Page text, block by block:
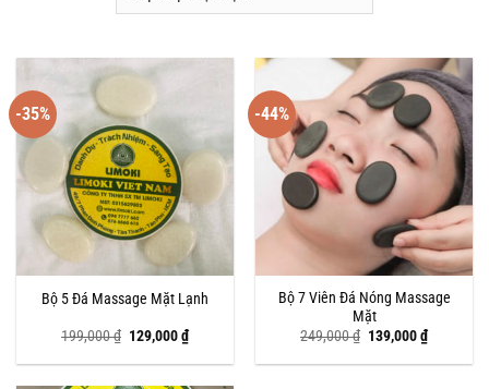
-35%
Bộ 5 Đá Massage Mặt Lạnh
199,000₫ Giá
là:
129,000₫Giá
hiện
tại
-44%
Bộ 7 Viên Đá Nóng Massage
Mặt
249,000₫ Giá
là:
139,000₫Giá
hiện
tại